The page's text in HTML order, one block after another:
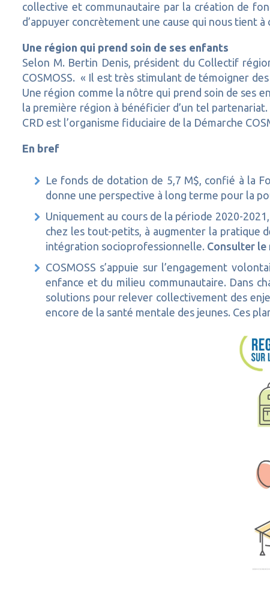
collective et communautaire par la création de
d’appuyer concrètement une cause qui nous tient
Une région qui prend soin de ses enfants
Selon M. Bertin Denis, président du Collectif
COSMOSS. « Il est très stimulant de témoigner
Une région comme la nôtre qui prend soin de ses
la première région à bénéficier d’un tel
CRD est l’organisme fiduciaire de la Démarche
En bref
Le fonds de dotation de 5,7 M$, confié à la
donne une perspective à long terme pour la
Uniquement au cours de la période 2020-
chez les tout-petits, à augmenter la pratique
intégration socioprofessionnelle. Consulter le
COSMOSS s’appuie sur l’engagement
enfance et du milieu communautaire. Dans
solutions pour relever collectivement des
encore de la santé mentale des jeunes. Ces